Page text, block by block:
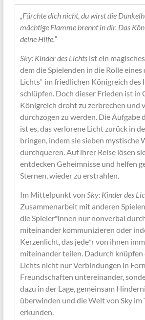
„Fürchte dich nicht, du wirst die
mächtige Flamme brennt in dir. Das
deine Hilfe.”
Sky: Kinder des Lichtsist ein
dem die Spielenden in die Rolle eines
Lichts“ im friedlichen Königreich des
schlüpfen. Doch dieser Frieden ist in
Königreich droht zu zerbrechen und
durchzogen zu werden. Die Aufgabe
ist es, das verlorene Licht zurück in
bringen, indem sie sieben mystische
durchqueren. Auf ihrer Reise lösen
entdecken Geheimnisse und helfen
Sternen, wieder zu erstrahlen.
Im Mittelpunkt von Sky: Kinder des
Zusammenarbeit mit anderen
die Spieler*innen nur nonverbal
miteinander kommunizieren oder
Kerzenlicht, das jede*r von ihnen
miteinander teilen. Dadurch knüpfen
Lichts nicht nur Verbindungen in
Freundschaften untereinander,
dazu in der Lage, gemeinsam
überwinden und die Welt von Sky im
erkunden.